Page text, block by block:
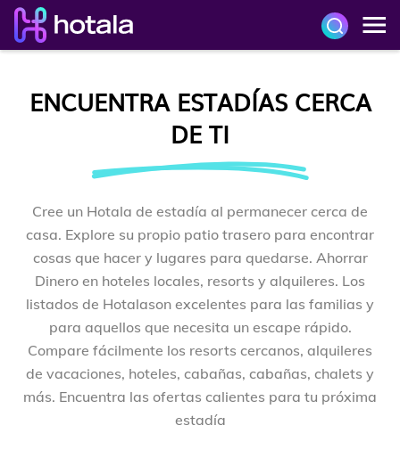
ENCUENTRA ESTADÍAS CERCA
DE TI
Cree un Hotala de estadía al permanecer cerca de
casa. Explore su propio patio trasero para encontrar
cosas que hacer y lugares para quedarse. Ahorrar
Dinero en hoteles locales, resorts y alquileres. Los
listados de Hotalason excelentes para las familias y
para aquellos que necesita un escape rápido.
Compare fácilmente los resorts cercanos, alquileres
de vacaciones, hoteles, cabañas, cabañas, chalets y
más. Encuentra las ofertas calientes para tu próxima
estadía